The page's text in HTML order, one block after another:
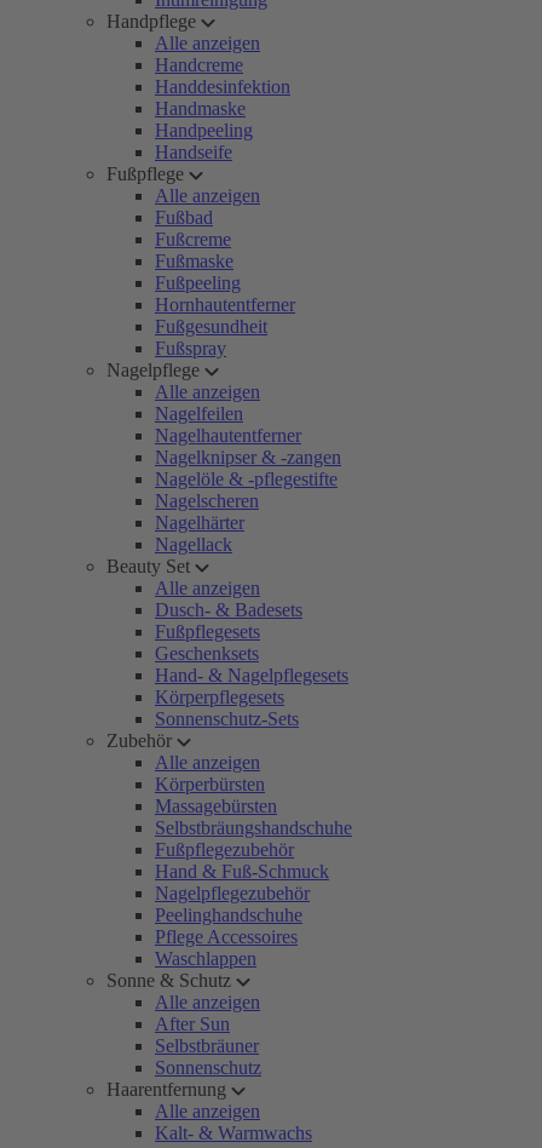
Handpflege
Alle anzeigen
Handcreme
Handdesinfektion
Handmaske
Handpeeling
Handseife
Fußpflege
Alle anzeigen
Fußbad
Fußcreme
Fußmaske
Fußpeeling
Hornhautentferner
Fußgesundheit
Fußspray
Nagelpflege
Alle anzeigen
Nagelfeilen
Nagelhautentferner
Nagelknipser & -zangen
Nagelöle & -pflegestifte
Nagelscheren
Nagelhärter
Nagellack
Beauty Set
Alle anzeigen
Dusch- & Badesets
Fußpflegesets
Geschenksets
Hand- & Nagelpflegesets
Körperpflegesets
Sonnenschutz-Sets
Zubehör
Alle anzeigen
Körperbürsten
Massagebürsten
Selbstbräungshandschuhe
Fußpflegezubehör
Hand & Fuß-Schmuck
Nagelpflegezubehör
Peelinghandschuhe
Pflege Accessoires
Waschlappen
Sonne & Schutz
Alle anzeigen
After Sun
Selbstbräuner
Sonnenschutz
Haarentfernung
Alle anzeigen
Kalt- & Warmwachs